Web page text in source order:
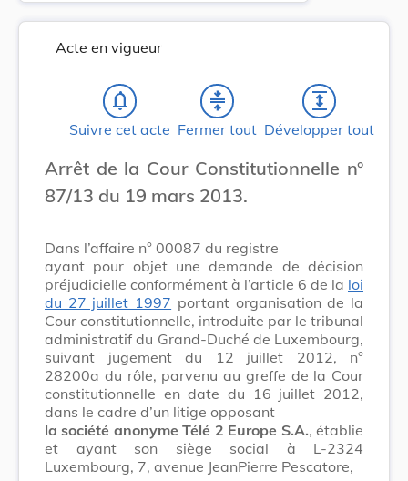
Acte en vigueur
notifications_none
Suivre cet acte
compress
Fermer tout
expand
Développer tout
Arrêt de la Cour Constitutionnelle n°
87/13 du 19 mars 2013.
Dans l’affaire n° 00087 du registre
ayant pour objet une demande de décision
préjudicielle conformément à l’article 6 de la loi
du 27 juillet 1997 portant organisation de la
Cour constitutionnelle, introduite par le tribunal
administratif du Grand-Duché de Luxembourg,
suivant jugement du 12 juillet 2012, n°
28200a du rôle, parvenu au greffe de la Cour
constitutionnelle en date du 16 juillet 2012,
dans le cadre d’un litige opposant
la société anonyme Télé 2 Europe S.A., établie
et ayant son siège social à L-2324
Luxembourg, 7, avenue JeanPierre Pescatore,